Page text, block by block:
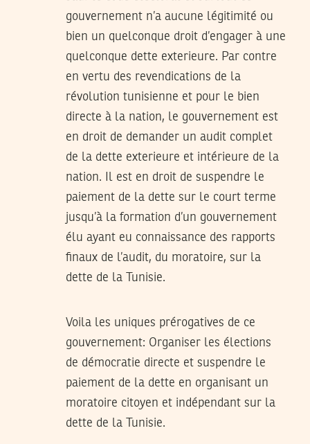
gouvernement n’a aucune légitimité ou
bien un quelconque droit d’engager à une
quelconque dette exterieure. Par contre
en vertu des revendications de la
révolution tunisienne et pour le bien
directe à la nation, le gouvernement est
en droit de demander un audit complet
de la dette exterieure et intérieure de la
nation. Il est en droit de suspendre le
paiement de la dette sur le court terme
jusqu’à la formation d’un gouvernement
élu ayant eu connaissance des rapports
finaux de l’audit, du moratoire, sur la
dette de la Tunisie.
Voila les uniques prérogatives de ce
gouvernement: Organiser les élections
de démocratie directe et suspendre le
paiement de la dette en organisant un
moratoire citoyen et indépendant sur la
dette de la Tunisie.